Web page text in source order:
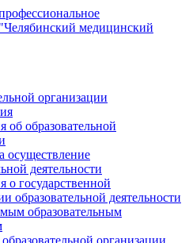
"Челябинский медицинский
организации
образовательной
осуществление
деятельности
о государственной
образовательной деятельности
образовательным
организации